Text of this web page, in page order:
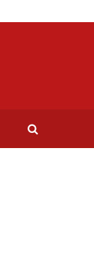
البرقاوي